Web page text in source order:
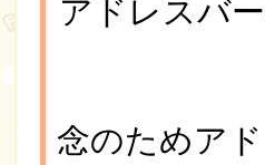
アドレスバ
念のためア